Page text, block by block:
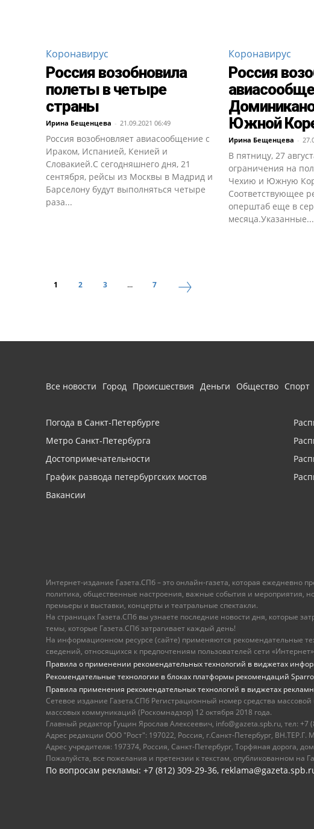
Коронавирус
Россия возобновила
полеты в четыре
страны
Ирина Бещенцева - 21.09.2021 06:49
Россия возобновляет авиасообщение с
Ираком, Испанией, Кенией и
Словакией.С сегодняшнего дня, 21
сентября, рейсы из Москвы в Мадрид и
Барселону будут выполняться четыре
раза...
Коронавирус
Россия
Южной
Ирина Бещенцева -
В пятницу, 27
ограничения на
Чехию и Южную
Соответствующее
оперштаб еще в
месяца.Указанные...
1 2 3 ... 7
Все новости Город Происшествия Деньги Общество Спорт
Погода в Санкт-Петербурге
Метро Санкт-Петербурга
Достопримечательности
График развода петербургских мостов
Вакансии
Интернет-издание Газета.СПб – это онлайн-газета, которая ежедневно
политика, общественные настроения, важные события и мероприятия,
премьеры и выставки, концерты и театральные спектакли.
На страницах Газета.СПб вы узнаете последние новости дня, которые
темы, которые Газета.СПб затрагивает каждый день!
На информационном ресурсе (сайте) применяются рекомендательные
сведений, относящихся к предпочтениям пользователей сети
Правила о применении рекомендательных технологий в виджетах
Рекомендательные технологии в блоках платформы рекомендаций
Правила применения рекомендательных технологий в виджетах
Сетевое издание Газета.СПб Регистрационный номер средства
массовых коммуникаций (Роскомнадзор) 12 октября 2018 года.
Главный редактор Гущин Ярослав Алексеевич, info@gazeta.spb.ru, тел:
Адрес редакции ООО "Рост": 197022, Россия, г.Санкт-Петербург,
Адрес учредителя: 197374, Россия, Санкт-Петербург, Торфяная дорога,
Пожалуйста, все пожелания и претензии к текстам, опубликованном на
По вопросам рекламы: +7 (812) 309-29-36,